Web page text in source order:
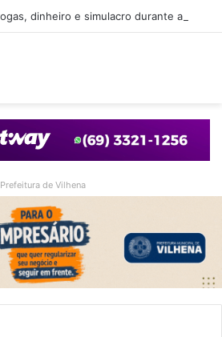
Prefeitura de Vilhena